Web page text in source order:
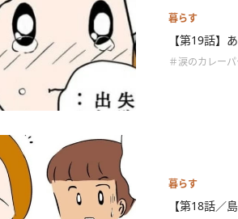
暮らす
【第19話】
＃涙のカレー
暮らす
【第18話／